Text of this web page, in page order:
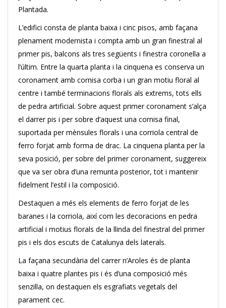
Plantada.
L’edifici consta de planta baixa i cinc pisos, amb façana
plenament modernista i compta amb un gran finestral al
primer pis, balcons als tres següents i finestra coronella a
l’últim. Entre la quarta planta i la cinquena es conserva un
coronament amb cornisa corba i un gran motiu floral al
centre i també terminacions florals als extrems, tots ells
de pedra artificial. Sobre aquest primer coronament s’alça
el darrer pis i per sobre d’aquest una cornisa final,
suportada per mènsules florals i una corriola central de
ferro forjat amb forma de drac. La cinquena planta per la
seva posició, per sobre del primer coronament, suggereix
que va ser obra d’una remunta posterior, tot i mantenir
fidelment l’estil i la composició.
Destaquen a més els elements de ferro forjat de les
baranes i la corriola, així com les decoracions en pedra
artificial i motius florals de la llinda del finestral del primer
pis i els dos escuts de Catalunya dels laterals.
La façana secundària del carrer n’Aroles és de planta
baixa i quatre plantes pis i és d’una composició més
senzilla, on destaquen els esgrafiats vegetals del
parament cec.